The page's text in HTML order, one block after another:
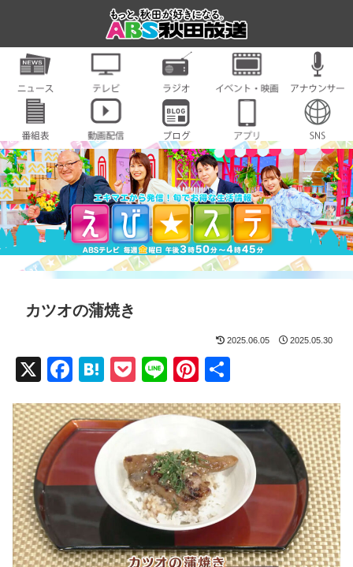
カツオの蒲焼き
2025.06.05 2025.05.30
X
F
c
e
b
o
o
k
H
e
n
a
P
ck
et
Li
e
Pi
er
e
st